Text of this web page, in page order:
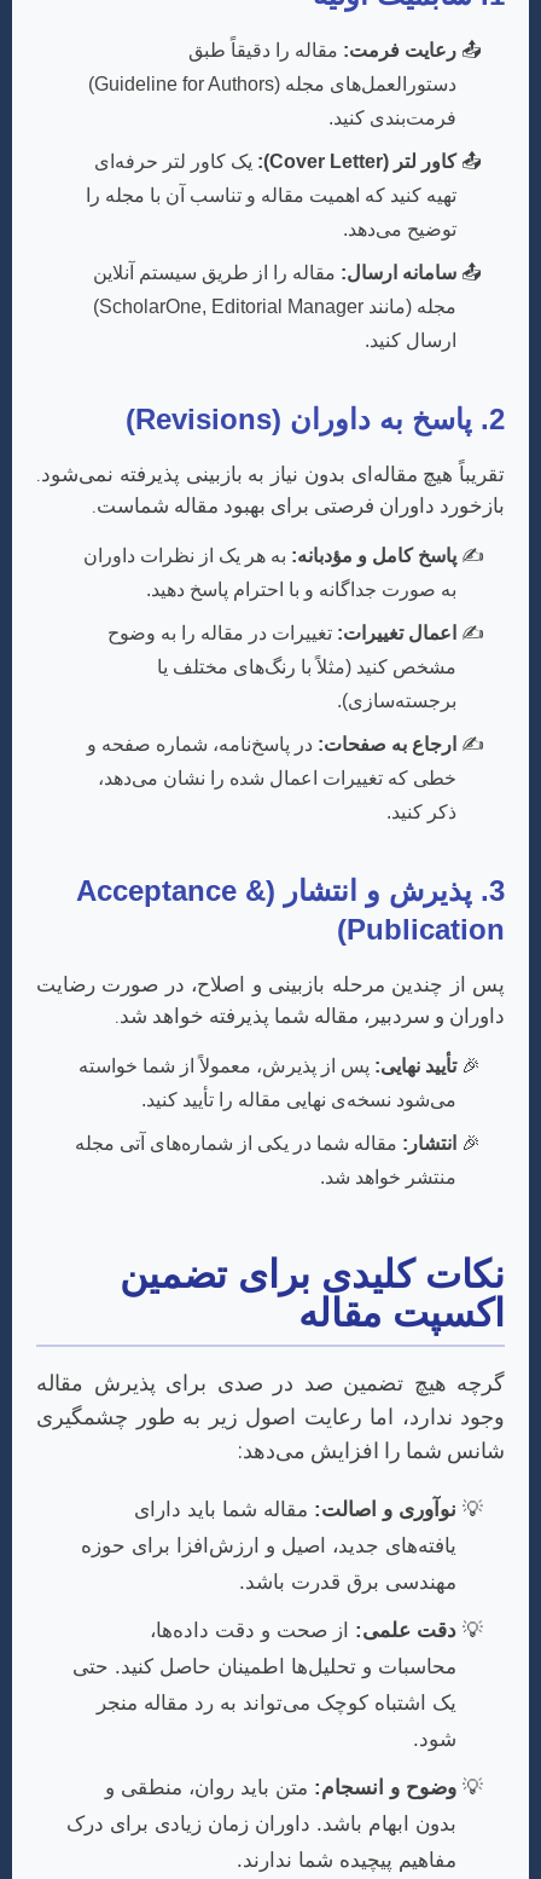
رعایت فرمت: مقاله را دقیقاً طبق
دستورالعمل‌های مجله (Guideline for Authors)
فرمت‌بندی کنید.
کاور لتر (Cover Letter):
یک کاور لتر حرفه‌ای
تهیه کنید که اهمیت مقاله و تناسب آن با مجله را
توضیح می‌دهد.
سامانه ارسال: مقاله را از طریق سیستم آنلاین
مجله (مانند ScholarOne, Editorial Manager)
ارسال کنید.
2. پاسخ به داوران (Revisions)
تقریباً هیچ مقاله‌ای بدون نیاز به بازبینی پذیرفته نمی‌شود.
بازخورد داوران فرصتی برای بهبود مقاله شماست.
پاسخ کامل و مؤدبانه: به هر یک از نظرات داوران
به صورت جداگانه و با احترام پاسخ دهید.
اعمال تغییرات: تغییرات در مقاله را به وضوح
مشخص کنید (مثلاً با رنگ‌های مختلف یا
برجسته‌سازی).
ارجاع به صفحات: در پاسخ‌نامه، شماره صفحه و
خطی که تغییرات اعمال شده را نشان می‌دهد،
ذکر کنید.
3. پذیرش و انتشار (Acceptance &
Publication)
پس از چندین مرحله بازبینی و اصلاح، در صورت رضایت
داوران و سردبیر، مقاله شما پذیرفته خواهد شد.
تأیید نهایی: پس از پذیرش، معمولاً از شما خواسته
می‌شود نسخه‌ی نهایی مقاله را تأیید کنید.
انتشار: مقاله شما در یکی از شماره‌های آتی مجله
منتشر خواهد شد.
نکات کلیدی برای تضمین
اکسپت مقاله
گرچه هیچ تضمین صد در صدی برای پذیرش مقاله
وجود ندارد، اما رعایت اصول زیر به طور چشمگیری
شانس شما را افزایش می‌دهد:
نوآوری و اصالت: مقاله شما باید دارای
یافته‌های جدید، اصیل و ارزش‌افزا برای حوزه
مهندسی برق قدرت باشد.
دقت علمی: از صحت و دقت داده‌ها،
محاسبات و تحلیل‌ها اطمینان حاصل کنید. حتی
یک اشتباه کوچک می‌تواند به رد مقاله منجر
شود.
وضوح و انسجام: متن باید روان، منطقی و
بدون ابهام باشد. داوران زمان زیادی برای درک
مفاهیم پیچیده شما ندارند.